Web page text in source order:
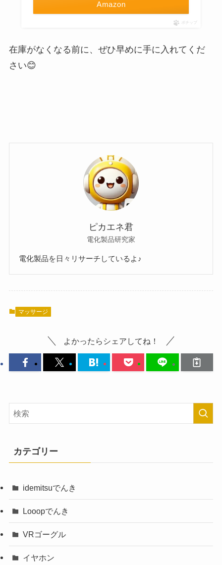
Amazon
ポチップ
在庫がなくなる前に、ぜひ早めに手に入れてくだ
さい😊
ピカエネ君
電化製品研究家
電化製品を日々リサーチしているよ♪
マッサージ
よかったらシェアしてね！
カテゴリー
idemitsuでんき
Looopでんき
VRゴーグル
イヤホン